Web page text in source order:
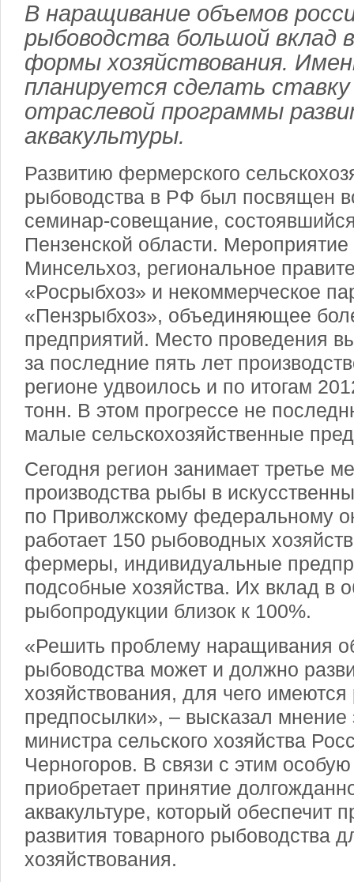
В наращивание объемов
рыбоводства большой вклад
формы хозяйствования.
планируется сделать
отраслевой программы
аквакультуры.
Развитию фермерского
рыбоводства в РФ был посвящен
семинар-совещание,
Пензенской области. Мероприятие
Минсельхоз, региональное
«Росрыбхоз» и некоммерческое
«Пензрыбхоз», объединяющее
предприятий. Место проведения
за последние пять лет
регионе удвоилось и по итогам
тонн. В этом прогрессе не
малые сельскохозяйственные
Сегодня регион занимает третье
производства рыбы в
по Приволжскому федеральному
работает 150 рыбоводных
фермеры, индивидуальные
подсобные хозяйства. Их вклад в
рыбопродукции близок к 100%.
«Решить проблему наращивания
рыбоводства может и должно
хозяйствования, для чего
предпосылки», – высказал мнение
министра сельского хозяйства
Черногоров. В связи с этим
приобретает принятие
аквакультуре, который обеспечит
развития товарного рыбоводства
хозяйствования.